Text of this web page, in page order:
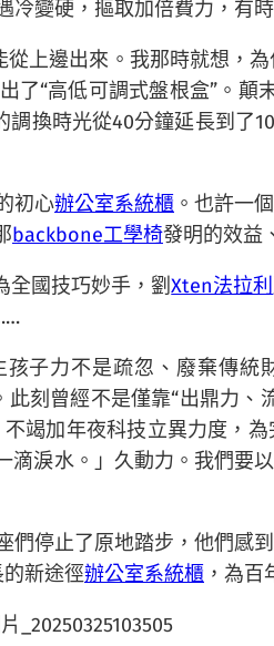
變硬，摳取加倍費力，有
從上邊出來。我那時就想，
了“高低可調式盤根盒”。顛
換時光從40分鐘延長到了
初心辦公室系統櫃 。也許一個
backbone工學椅發明的效益
全國技巧妙手，劉Xten法拉利
子力不是疏忽、廢棄傳統
刻曾經不是僅靠“出鼎力
竭加年夜科技立異力度，
滴淚水。」久動力。我們要
停止了原地踏步，他們感
新途徑辦公室系統櫃 ，為百